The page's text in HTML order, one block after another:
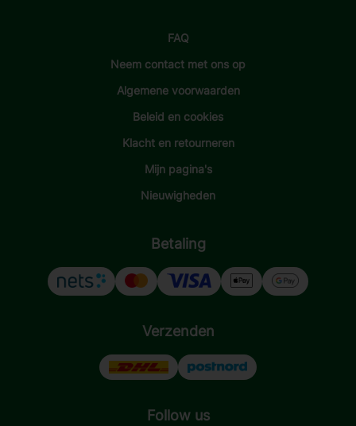
FAQ
Neem contact met ons op
Algemene voorwaarden
Beleid en cookies
Klacht en retourneren
Mijn pagina's
Nieuwigheden
Betaling
Verzenden
Follow us